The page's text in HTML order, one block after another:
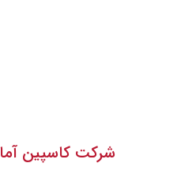
شرکت کاسپین